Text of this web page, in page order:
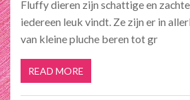
Fluffy dieren zijn schattige en
iedereen leuk vindt. Ze zijn er in
van kleine pluche beren tot gr
READ MORE